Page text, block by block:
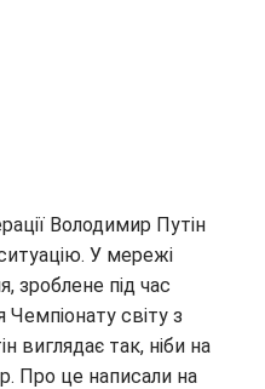
Володимир Путін
У мережі
зроблене під час
Чемпіонату світу з
виглядає так, ніби на
Про це написали на